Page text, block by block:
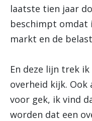
laatste tien jaar
beschimpt omdat
markt en de
En deze lijn trek
overheid kijk. Ook
voor gek, ik vind
worden dat een